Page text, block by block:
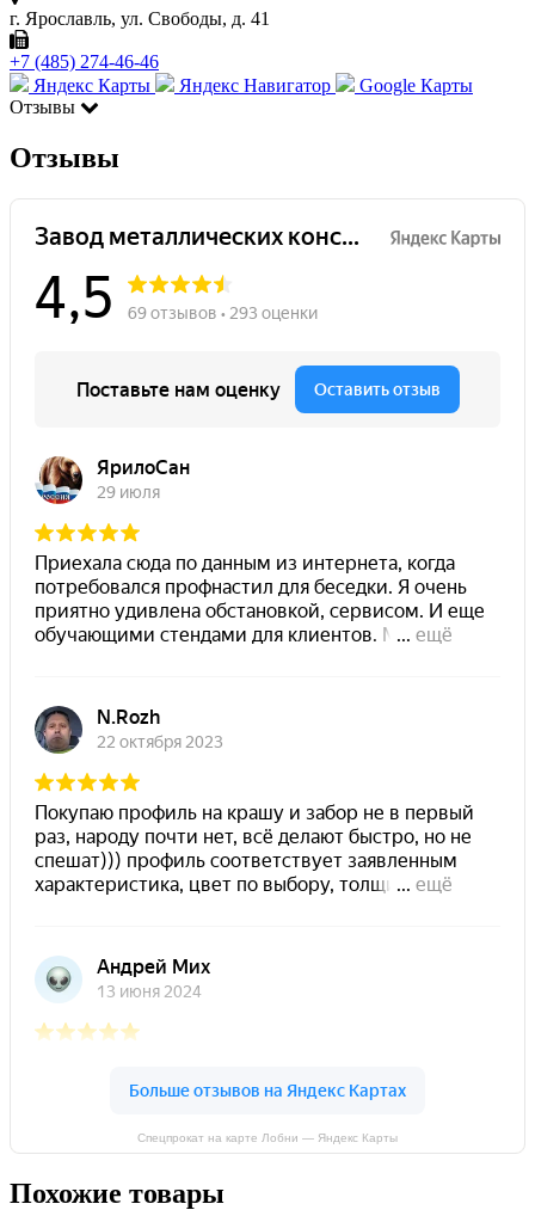
г. Ярославль, ул. Свободы, д. 41
+7 (485) 274-46-46
Яндекс Карты
Яндекс Навигатор
Google Карты
Отзывы
Отзывы
Спецпрокат на карте Лобни — Яндекс Карты
Похожие товары